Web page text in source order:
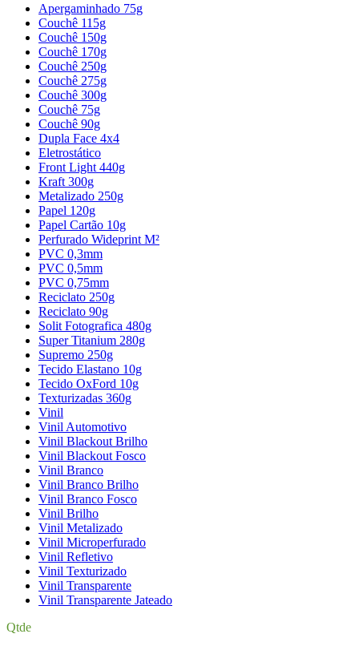
Apergaminhado 75g
Couchê 115g
Couchê 150g
Couchê 170g
Couchê 250g
Couchê 275g
Couchê 300g
Couchê 75g
Couchê 90g
Dupla Face 4x4
Eletrostático
Front Light 440g
Kraft 300g
Metalizado 250g
Papel 120g
Papel Cartão 10g
Perfurado Wideprint M²
PVC 0,3mm
PVC 0,5mm
PVC 0,75mm
Reciclato 250g
Reciclato 90g
Solit Fotografica 480g
Super Titanium 280g
Supremo 250g
Tecido Elastano 10g
Tecido OxFord 10g
Texturizadas 360g
Vinil
Vinil Automotivo
Vinil Blackout Brilho
Vinil Blackout Fosco
Vinil Branco
Vinil Branco Brilho
Vinil Branco Fosco
Vinil Brilho
Vinil Metalizado
Vinil Microperfurado
Vinil Refletivo
Vinil Texturizado
Vinil Transparente
Vinil Transparente Jateado
Qtde